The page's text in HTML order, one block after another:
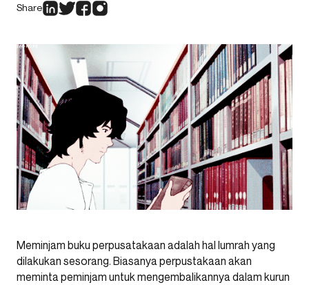
Share
Meminjam buku perpusatakaan adalah hal lumrah yang
dilakukan sesorang. Biasanya perpustakaan akan
meminta peminjam untuk mengembalikannya dalam kurun